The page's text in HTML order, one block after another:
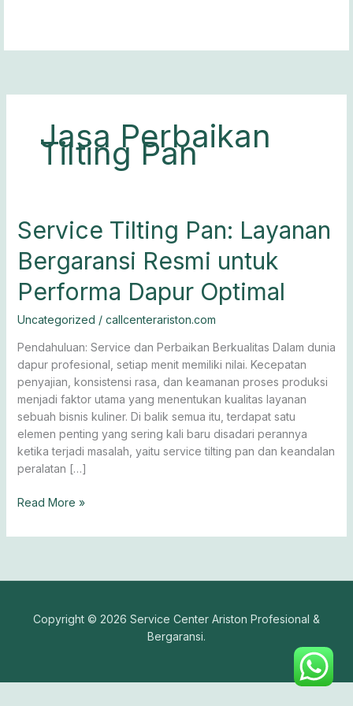
Jasa Perbaikan
Tilting Pan
Service Tilting Pan: Layanan
Bergaransi Resmi untuk
Performa Dapur Optimal
Uncategorized / callcenterariston.com
Pendahuluan: Service dan Perbaikan Berkualitas Dalam dunia
dapur profesional, setiap menit memiliki nilai. Kecepatan
penyajian, konsistensi rasa, dan keamanan proses produksi
menjadi faktor utama yang menentukan kualitas layanan
sebuah bisnis kuliner. Di balik semua itu, terdapat satu
elemen penting yang sering kali baru disadari perannya
ketika terjadi masalah, yaitu service tilting pan dan keandalan
peralatan […]
Service
Tilting
Pan:
Layanan
Bergaransi
untuk
Performa
Dapur
Optimal
Read More »
Copyright © 2026 Service Center Ariston Profesional &
Bergaransi.